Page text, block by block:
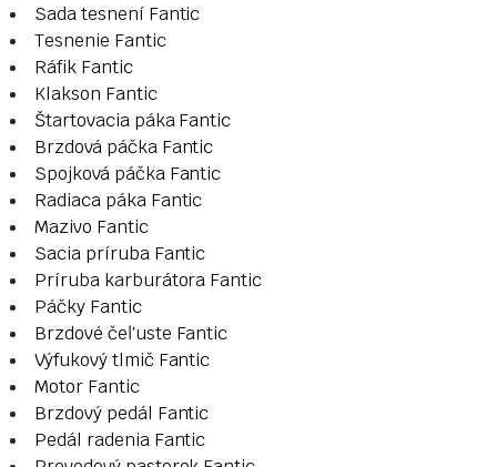
Sada tesnení Fantic
Tesnenie Fantic
Ráfik Fantic
Klakson Fantic
Štartovacia páka Fantic
Brzdová páčka Fantic
Spojková páčka Fantic
Radiaca páka Fantic
Mazivo Fantic
Sacia príruba Fantic
Príruba karburátora Fantic
Páčky Fantic
Brzdové čeľuste Fantic
Výfukový tlmič Fantic
Motor Fantic
Brzdový pedál Fantic
Pedál radenia Fantic